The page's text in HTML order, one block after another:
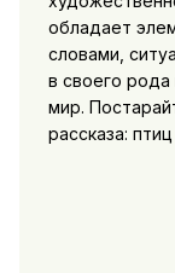
обладает
словами,
в своего
мир.
рассказа: